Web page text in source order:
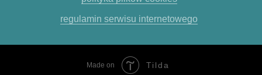
regulamin serwisu internetowego
Made on Tilda